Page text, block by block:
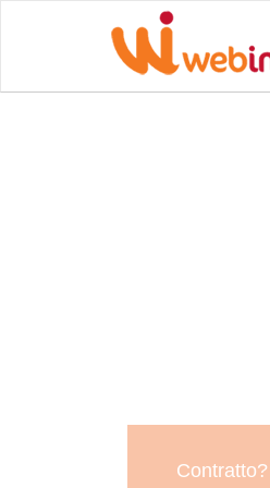
Contratto?